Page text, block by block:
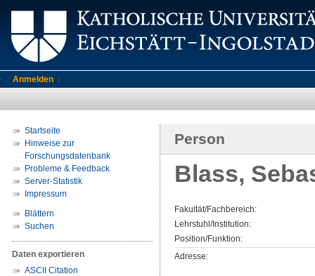
Anmelden
Startseite
Hinweise zur
Forschungsdatenbank
Probleme & Feedback
Server-Statistik
Impressum
Blättern
Suchen
Daten exportieren
ASCII Citation
Person
Blass,
Fakultät/Fachbereich:
Lehrstuhl/Institution:
Position/Funktion:
Adresse: